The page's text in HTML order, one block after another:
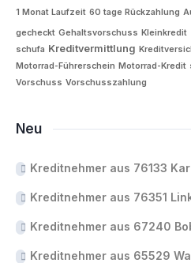
1 Monat Laufzeit 60 tage Rückzahlung
gecheckt Gehaltsvorschuss Kleinkredit
schufa Kreditvermittlung
Motorrad-Führerschein Motorrad-Kredit
Vorschuss Vorschusszahlung
Neu
Kreditnehmer aus 76133
Kreditnehmer aus 76351
Kreditnehmer aus 67240
Kreditnehmer aus 65529